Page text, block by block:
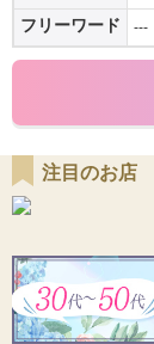
フリーワード ---
注目のお店